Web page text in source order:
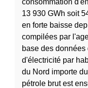
13 930 GWh soit
en forte baisse
compilées par
base des
d'électricité par
du Nord importe
pétrole brut est